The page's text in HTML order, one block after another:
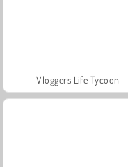
Vloggers Life Tycoon